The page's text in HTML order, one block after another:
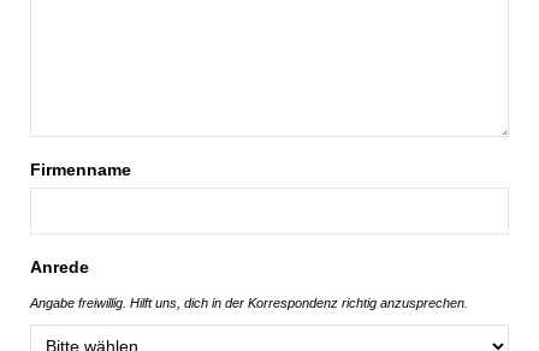
Firmenname
Email *
Anrede
Angabe freiwillig. Hilft uns, dich in der Korrespondenz richtig anzusprechen.